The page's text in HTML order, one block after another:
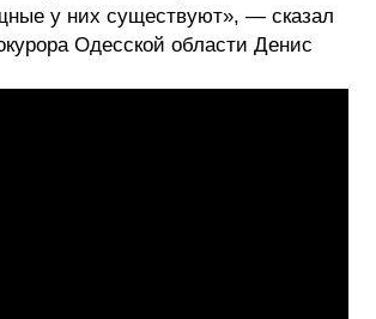
у них существуют», — сказал
Одесской области Денис